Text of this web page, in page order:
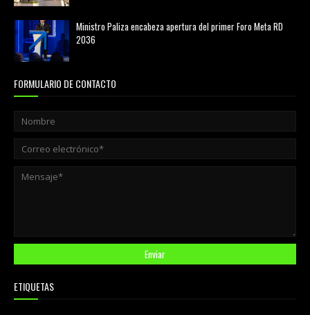
Ministro Paliza encabeza apertura del primer Foro Meta RD
2036
FORMULARIO DE CONTACTO
ETIQUETAS